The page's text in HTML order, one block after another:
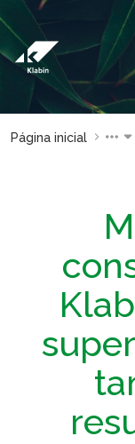
Pular para o
Página inicial